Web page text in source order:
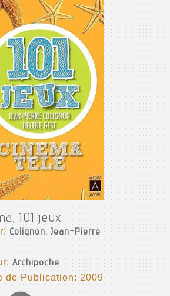
101 jeux
Colignon, Jean-Pierre
Archipoche
de Publication: 2009